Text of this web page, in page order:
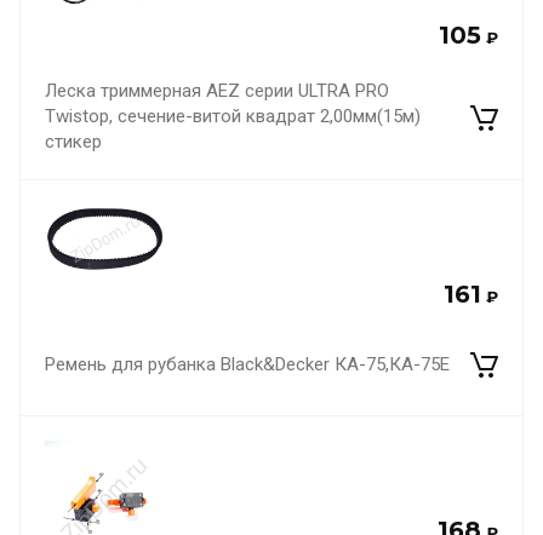
105 ₽
Леска триммерная AEZ серии ULTRA PRO
Twistop, сечение-витой квадрат 2,00мм(15м)
стикер
161 ₽
Ремень для рубанка Black&Decker КА-75,КА-75Е